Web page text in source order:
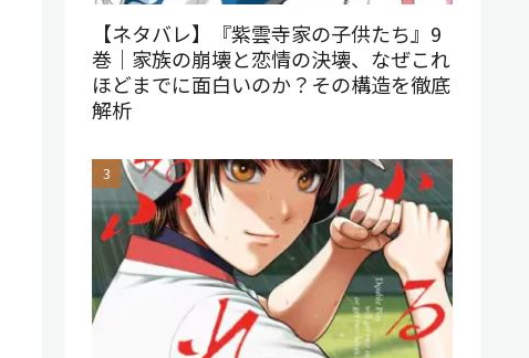
【ネタバレ】『紫雲寺家の子供たち』9
巻｜家族の崩壊と恋情の決壊、なぜこれ
ほどまでに面白いのか？その構造を徹底
解析